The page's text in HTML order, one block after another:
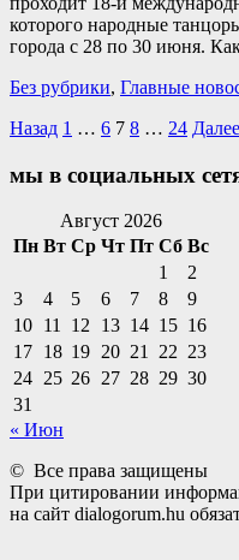
которого народные
города с 28 по 30 июня.
Категории
Без рубрики, Главные
Пагинация
записей
Назад Страница
1 … Страница
6 Страница
7 Страница
8 … Страница
24 Далее
мы в социальных
Facebook
Instagram
VKontakte
ТелефонАвгуст 2026
Пн Вт Ср Чт Пт Сб Вс
1
2
3
4 5 6 7 8
9
10 11 12 13 14 15 16
17 18 19 20 21 22 23
24 25 26 27 28 29 30
31
« Июн
© Все права защищены
При цитировании
на сайт dialogorum.hu